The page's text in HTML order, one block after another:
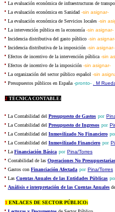
· La evaluación económica de infraestructuras de
· La evaluación económica en Sanidad -sin asignar-
· La evaluación económica de Servicios locales -sin
· La intervención pública en la economía -sin asignar-
· Incidencia distributiva del gasto público -sin asignar-
· Incidencia distributiva de la imposición -sin asignar-
· Efectos de incentivo de la intervención pública -sin
· Efectos de incentivo de la imposición -sin asignar-
· La organización del sector público español -sin
· Presupuestos públicos en España -pronto- M
2 TÉCNICA CONTABLE:
· La Contabilidad del Presupuesto de Gastos por
· La Contabilidad del Presupuesto de Ingresos por
· La Contabilidad del Inmovilizado No Financiero
· La Contabilidad del Inmovilizado Financiero por
· La Financiación Básica por Pina/Torres
· Contabilidad de las Operaciones No Presupuestarias
· Gastos con Financiación Afectada por Pina/Torres
· Las Cuentas Anuales de las Entidades Públicas
· Análisis e interpretación de las Cuentas Anuales
1 ENLACES DE SECTOR PÚBLICO:
·